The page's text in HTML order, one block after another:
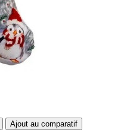
Ajout au comparatif